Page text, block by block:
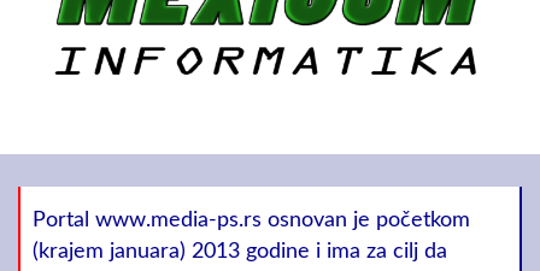
Portal www.media-ps.rs osnovan je početkom
(krajem januara) 2013 godine i ima za cilj da